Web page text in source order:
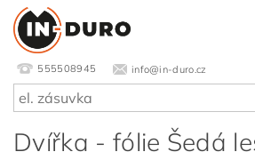
555508945 info@in-duro.cz
Dvířka - fólie Šedá